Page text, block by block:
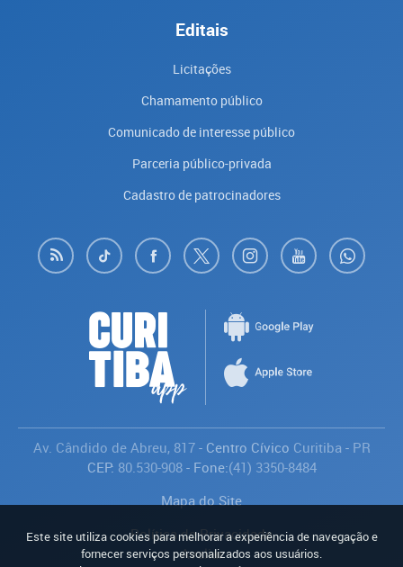
Editais
Licitações
Chamamento público
Comunicado de interesse público
Parceria público-privada
Cadastro de patrocinadores
Av. Cândido de Abreu, 817- Centro Cívico Curitiba- PR
CEP: 80.530-908- Fone:(41) 3350-8484
Mapa do Site
Política de Privacidade
Avaliar
Este site utiliza cookies para melhorar a experiência de navegação e
fornecer serviços personalizados aos usuários.